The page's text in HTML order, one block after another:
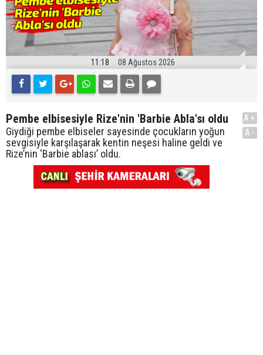
11:18 08 Ağustos 2026
Pembe elbisesiyle Rize'nin 'Barbie Abla'sı oldu
Giydiği pembe elbiseler sayesinde çocukların yoğun
sevgisiyle karşılaşarak kentin neşesi haline geldi ve
Rize’nin ‘Barbie ablası’ oldu.
A+
A-